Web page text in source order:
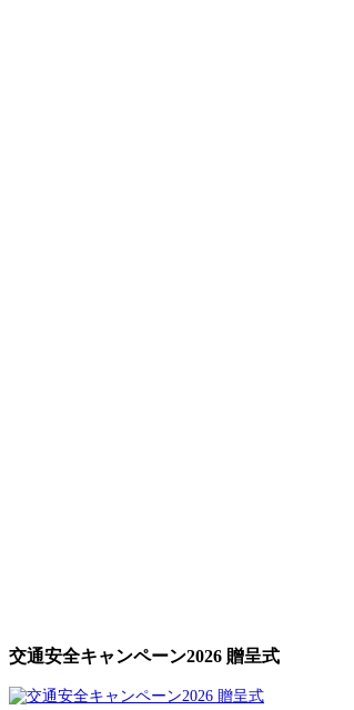
交通安全キャンペーン2026 贈呈式